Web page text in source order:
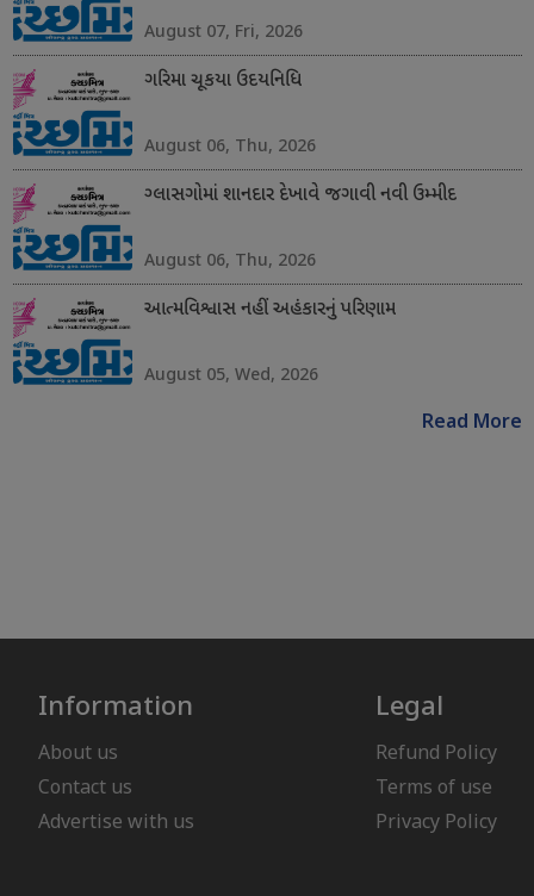
August 07, Fri, 2026
ગરિમા ચૂકયા ઉદયનિધિ
August 06, Thu, 2026
ગ્લાસગોમાં શાનદાર દેખાવે જગાવી નવી ઉમ્મીદ
August 06, Thu, 2026
આત્મવિશ્વાસ નહીં અહંકારનું પરિણામ
August 05, Wed, 2026
Read More
Information
About us
Contact us
Advertise with us
Legal
Refund Policy
Terms of use
Privacy Policy